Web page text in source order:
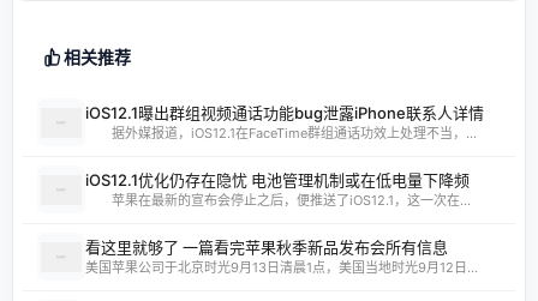
相关推荐
iOS12.1曝出群组视频通话功能bug泄露iPhone联系人详情
据外媒报道，iOS12.1在FaceTime群组通话功效上处理不当，...
iOS12.1优化仍存在隐忧 电池管理机制或在低电量下降频
苹果在最新的宣布会停止之后，便推送了iOS12.1，这一次在...
看这里就够了 一篇看完苹果秋季新品发布会所有信息
美国苹果公司于北京时光9月13日清晨1点，美国当地时光9月12日...